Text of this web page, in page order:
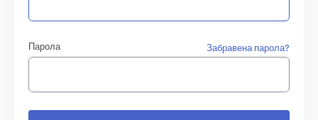
Парола Забравена парола?